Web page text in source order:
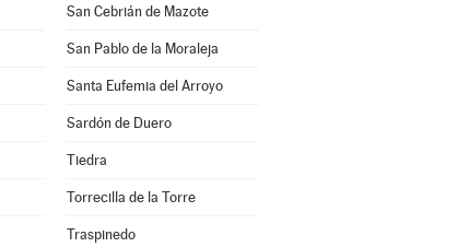
San Cebrián de Mazote
San Pablo de la Moraleja
Santa Eufemia del Arroyo
Sardón de Duero
Tiedra
Torrecilla de la Torre
Traspinedo